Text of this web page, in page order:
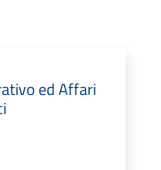
ed Affari